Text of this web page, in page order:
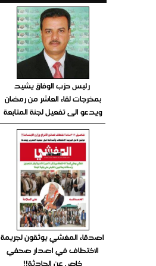
رئيس حزب الوفاق يشيد
بمخرجات لقاء العاشر من رمضان
ويدعو الى تفعيل لجنة المتابعة
اصدقاء المغشي يوثقون لجريمة
الاختطاف في اصدار صحفي
خاص عن الحادثة!!